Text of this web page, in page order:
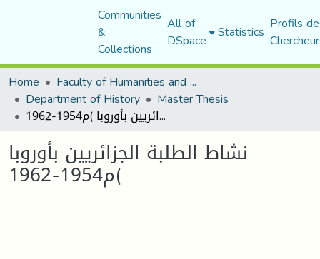
Communities
&
Collections
All of
DSpace Statistics Profils
Home
Faculty of Humanities and Social Sciences
Department of History Master Thesis
نشاط الطلبة الجزائريين بأوروبا )م1954-1962
نشاط الطلبة الجزائريين بأوروبا
)م1954-1962